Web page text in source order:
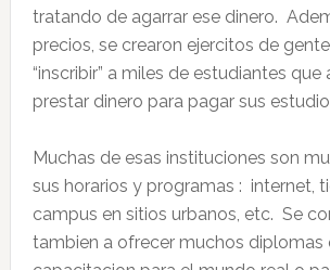
tratando de agarrar ese dinero.
precios, se crearon ejercitos de
“inscribir” a miles de estudiantes que
prestar dinero para pagar sus
Muchas de esas instituciones son
sus horarios y programas : internet,
campus en sitios urbanos, etc. Se
tambien a ofrecer muchos diplomas